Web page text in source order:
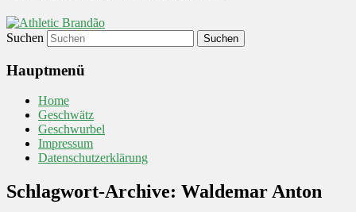
Suchen
Hauptmenü
Home
Geschwätz
Geschwurbel
Impressum
Datenschutzerklärung
Schlagwort-Archive: Waldemar Anton